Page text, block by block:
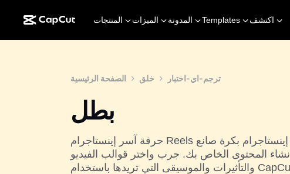
المنتجات الميزات المدونة Templates اكتشف
الصفحة الرئيسية خلق ترجم-اي-اختبار
بطل
حرفة آسر إينستاجرام Reels جهد مع شركائنا على الانترنت إينستاجرام بكرة صانع
المحتوى الخاص بك. جرب واختر قوالب الفيديو
والتأثيرات والموسيقى التي تريدها باستخدام CapCut. قم بإنشاء مقاطع فيديو